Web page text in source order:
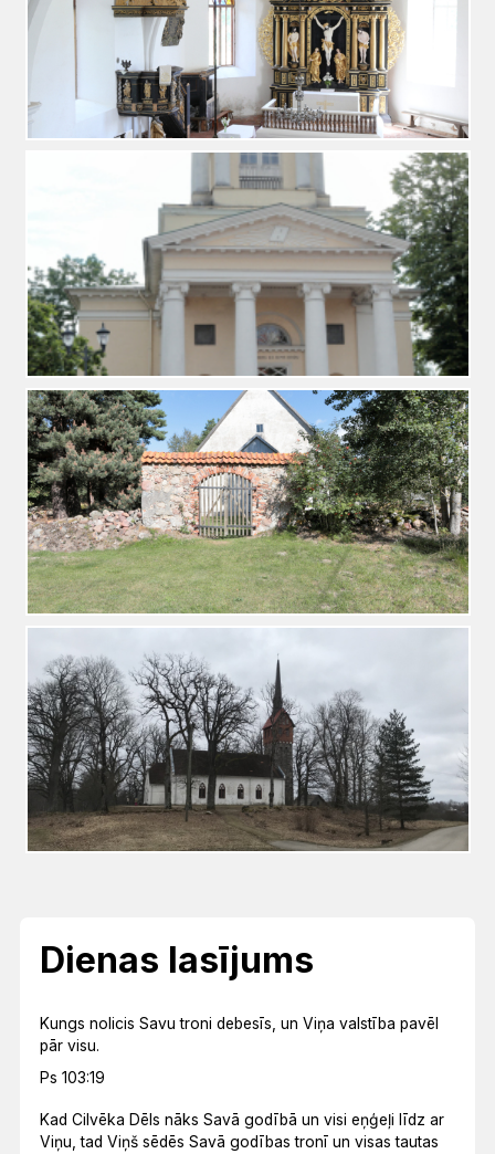
Dienas lasījums
Kungs nolicis Savu troni debesīs, un Viņa valstība pavēl
pār visu.
Ps 103:19
Kad Cilvēka Dēls nāks Savā godībā un visi eņģeļi līdz ar
Viņu, tad Viņš sēdēs Savā godības tronī un visas tautas